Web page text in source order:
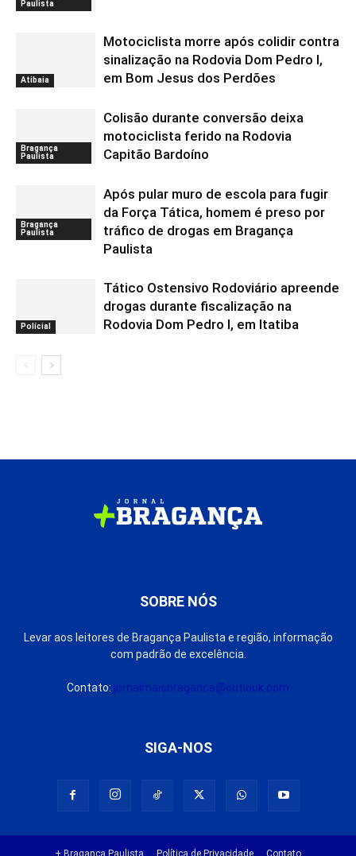
Paulista
Atibaia
Motociclista morre após colidir contra
sinalização na Rodovia Dom Pedro I,
em Bom Jesus dos Perdões
Bragança
Paulista
Colisão durante conversão deixa
motociclista ferido na Rodovia
Capitão Bardoíno
Bragança
Paulista
Após pular muro de escola para fugir
da Força Tática, homem é preso por
tráfico de drogas em Bragança
Paulista
Polícial
Tático Ostensivo Rodoviário apreende
drogas durante fiscalização na
Rodovia Dom Pedro I, em Itatiba
SOBRE NÓS
Levar aos leitores de Bragança Paulista e região, informação
com padrão de excelência.
Contato: jornalmaisbraganca@outlook.com
SIGA-NOS
+ Bragança Paulista Política de Privacidade Contato